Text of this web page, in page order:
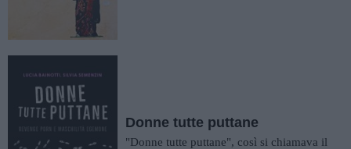
Donne tutte puttane
"Donne tutte puttane", così si chiamava il